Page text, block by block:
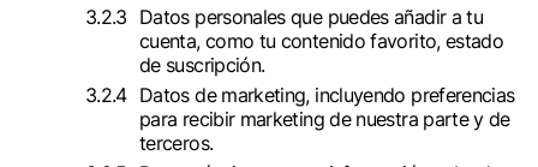
Datos personales que puedes añadir a tu
cuenta, como tu contenido favorito, estado
de suscripción.
Datos de marketing, incluyendo preferencias
para recibir marketing de nuestra parte y de
terceros.